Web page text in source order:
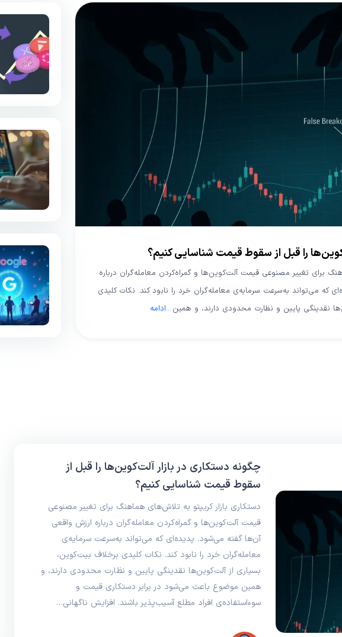
را قبل از سقوط قیمت شناسایی کنیم؟
برای تغییر مصنوعی قیمت آلت‌کوین‌ها و گمراه‌کردن معامله‌گران درباره
که می‌تواند به‌سرعت سرمایه‌ی معامله‌گران خرد را نابود کند. نکات کلیدی
نقدینگی پایین و نظارت محدودی دارند، و همین ...ادامه
چگونه دستکاری در بازار آلت‌کوین‌ها را قبل از
سقوط قیمت شناسایی کنیم؟
دستکاری بازار کریپتو به تلاش‌های هماهنگ برای تغییر مصنوعی
قیمت آلت‌کوین‌ها و گمراه‌کردن معامله‌گران درباره ارزش واقعی
آن‌ها گفته می‌شود. پدیده‌ای که می‌تواند به‌سرعت سرمایه‌ی
معامله‌گران خرد را نابود کند. نکات کلیدی برخلاف بیت‌کوین،
بسیاری از آلت‌کوین‌ها نقدینگی پایین و نظارت محدودی دارند، و
همین موضوع باعث می‌شود در برابر دستکاری قیمت و
سوءاستفاده‌ی افراد مطلع آسیب‌پذیر باشند. افزایش ناگهانی…